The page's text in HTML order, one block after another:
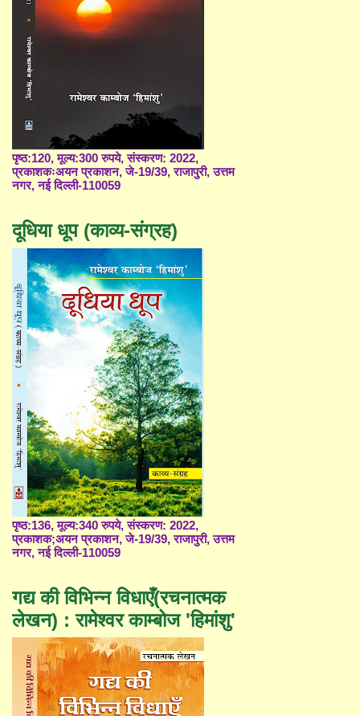
पृष्ठ:120, मूल्य:300 रुपये, संस्करण: 2022,
प्रकाशकःअयन प्रकाशन, जे-19/39, राजापुरी, उत्तम
नगर, नई दिल्ली-110059
दूधिया धूप (काव्य-संग्रह)
पृष्ठ:136, मूल्य:340 रुपये, संस्करण: 2022,
प्रकाशक;अयन प्रकाशन, जे-19/39, राजापुरी, उत्तम
नगर, नई दिल्ली-110059
गद्य की विभिन्न विधाएँ(रचनात्मक
लेखन) : रामेश्वर काम्बोज 'हिमांशु'